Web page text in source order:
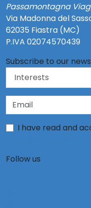
Passamontagna
Via Madonna del
62035 Fiastra (MC)
P.IVA 02074570439
Subscribe to our
I have read and
Follow us